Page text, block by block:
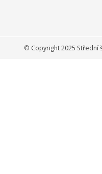
© Copyright 2025 Střední